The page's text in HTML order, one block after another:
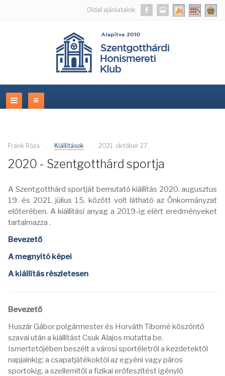
Oldal ajánlataink:
Frank Róza Kiállítások 2021. október 27
2020 - Szentgotthárd sportja
A Szentgotthárd sportját bemutató kiállítás 2020. augusztus
19. és 2021. július 15. között volt látható az Önkormányzat
előterében. A kiállítási anyag a 2019-ig elért eredményeket
tartalmazza .
Bevezető
A megnyitó képei
A kiállítás részletesen
Bevezető
Huszár Gábor polgármester és Horváth Tiborné köszöntő
szavai után a kiállítást Csuk Alajos mutatta be.
Ismertetőjében beszélt a városi sportéletről a kezdetektől
napjainkig; a csapatjátékoktól az egyéni vagy páros
sportokig, a szellemitől a fizikai erőfeszítést igénylő